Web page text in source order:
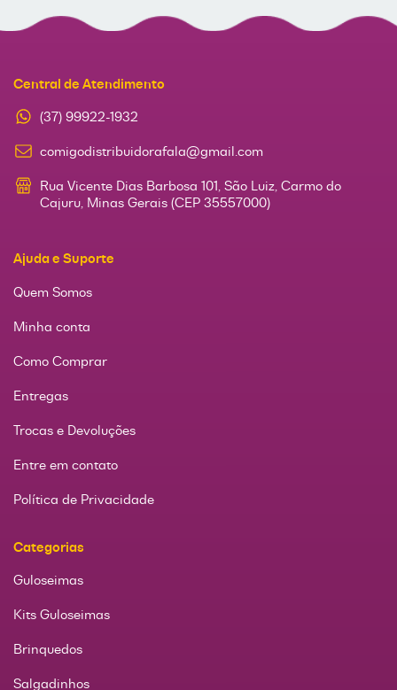
Central de Atendimento
(37) 99922-1932
comigodistribuidorafala@gmail.com
Rua Vicente Dias Barbosa 101, São Luiz, Carmo do
Cajuru, Minas Gerais (CEP 35557000)
Ajuda e Suporte
Quem Somos
Minha conta
Como Comprar
Entregas
Trocas e Devoluções
Entre em contato
Política de Privacidade
Categorias
Guloseimas
Kits Guloseimas
Brinquedos
Salgadinhos